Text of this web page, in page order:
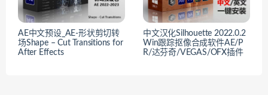
AE中文预设_AE-形状剪切转
场Shape – Cut Transitions for
After Effects
中文汉化Silhouette 2022.0.2
Win跟踪抠像合成软件AE/P
R/达芬奇/VEGAS/OFX插件